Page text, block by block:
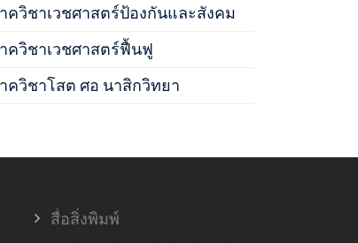
ควิชาเวชศาสตร์ป้องกันและสังคม
ควิชาเวชศาสตร์ฟื้นฟู
ควิชาโสต ศอ นาสิกวิทยา
สื่อสิ่งพิมพ์